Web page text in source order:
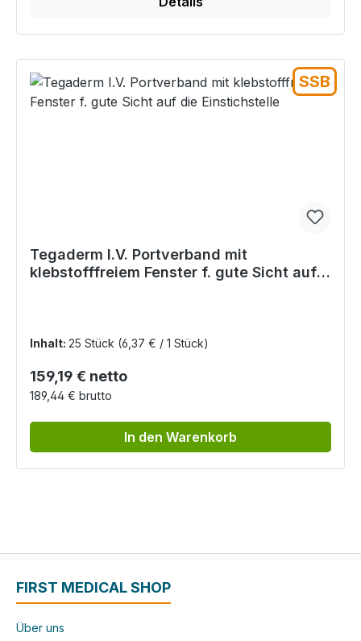
SSB
Tegaderm I.V. Portverband mit
klebstofffreiem Fenster f. gute Sicht auf
Inhalt: 25 Stück (6,37 € / 1 Stück)
Regulärer Preis:
159,19 € netto
189,44 € brutto
In den Warenkorb
FIRST MEDICAL SHOP
Über uns